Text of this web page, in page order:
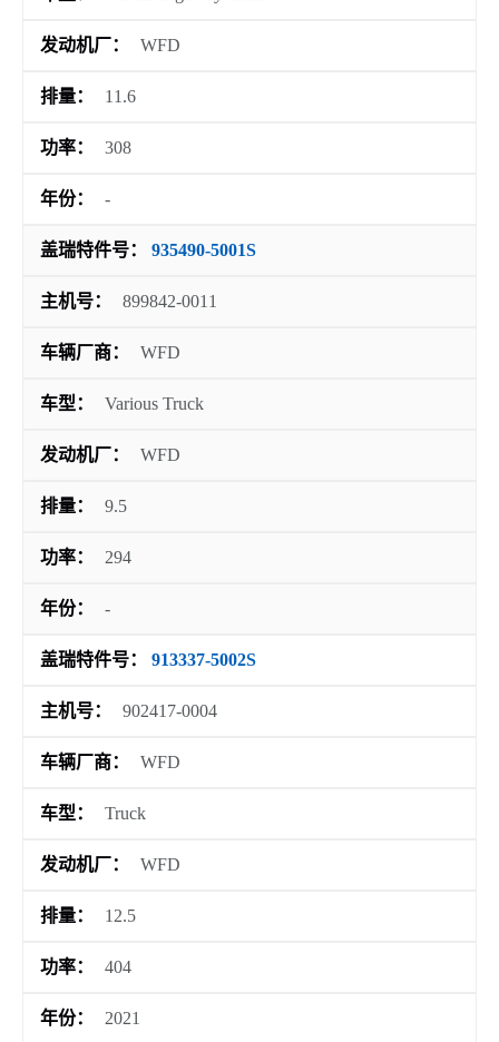
发动机厂： WFD
排量： 11.6
功率： 308
年份： -
盖瑞特件号： 935490-5001S
主机号： 899842-0011
车辆厂商： WFD
车型： Various Truck
发动机厂： WFD
排量： 9.5
功率： 294
年份： -
盖瑞特件号： 913337-5002S
主机号： 902417-0004
车辆厂商： WFD
车型： Truck
发动机厂： WFD
排量： 12.5
功率： 404
年份： 2021